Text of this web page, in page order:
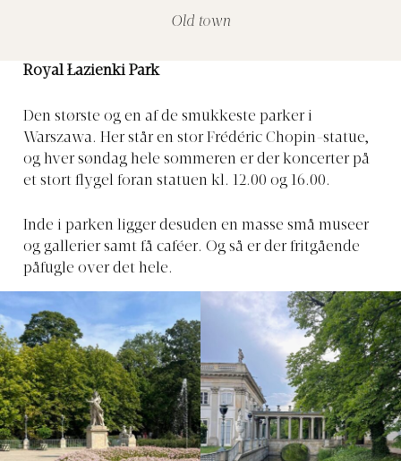
Old town
Royal Łazienki Park
Den største og en af de smukkeste parker i
Warszawa. Her står en stor Frédéric Chopin-statue,
og hver søndag hele sommeren er der koncerter på
et stort flygel foran statuen kl. 12.00 og 16.00.
Inde i parken ligger desuden en masse små museer
og gallerier samt få caféer. Og så er der fritgående
påfugle over det hele.